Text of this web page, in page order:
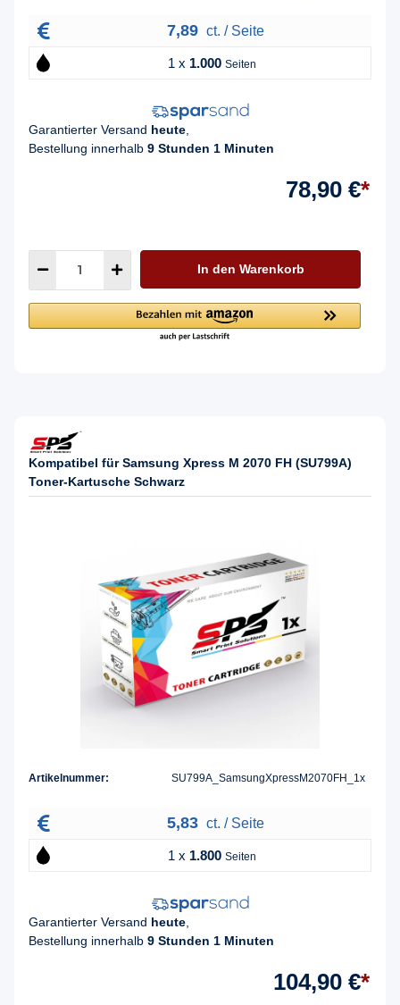
7,89 ct. / Seite
1 x 1.000 Seiten
Garantierter Versand heute
Bestellung innerhalb 9 Stunden 1 Minuten
78,90 €*
In den Warenkorb
Kompatibel für Samsung Xpress M 2070 FH (SU799A)
Toner-Kartusche Schwarz
Artikelnummer: SU799A_SamsungXpressM2070FH_1x
5,83 ct. / Seite
1 x 1.800 Seiten
Garantierter Versand heute
Bestellung innerhalb 9 Stunden 1 Minuten
104,90 €*